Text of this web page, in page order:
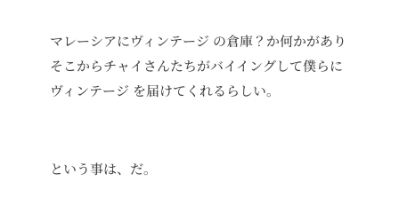
マレーシアにヴィンテージ の倉庫？か何かがあり
そこからチャイさんたちがバイイングして僕らに
ヴィンテージ を届けてくれるらしい。
という事は、だ。